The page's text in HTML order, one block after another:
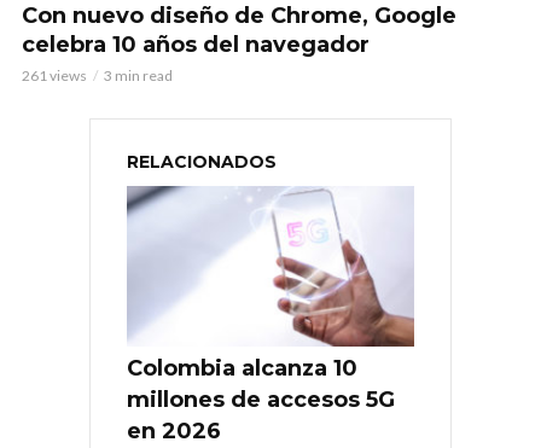
Con nuevo diseño de Chrome, Google
celebra 10 años del navegador
261 views 3 min read
RELACIONADOS
Colombia alcanza 10
millones de accesos 5G
en 2026